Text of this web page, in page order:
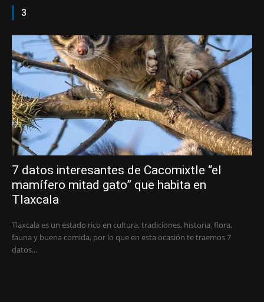
3
7 datos interesantes de Cacomixtle “el
mamífero mitad gato” que habita en
Tlaxcala
Tlaxcala es un estado rico en cultura, tradiciones, historia, flora,
fauna y buena comida, por lo que en esta ocasión te traemos 7
datos...